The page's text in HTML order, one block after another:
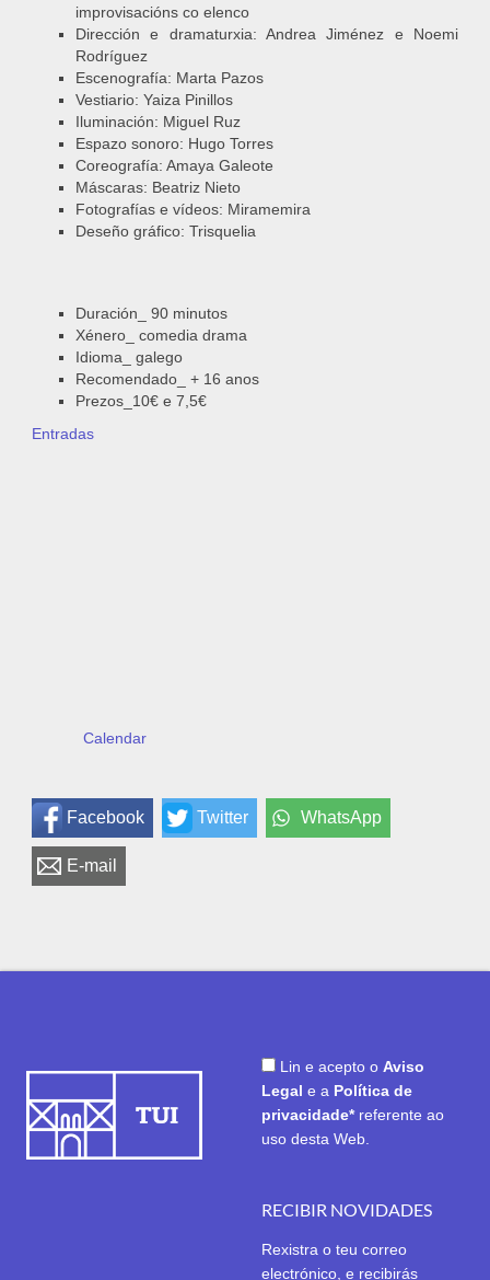
improvisacións co elenco
Dirección e dramaturxia: Andrea Jiménez e Noemi
Rodríguez
Escenografía: Marta Pazos
Vestiario: Yaiza Pinillos
Iluminación: Miguel Ruz
Espazo sonoro: Hugo Torres
Coreografía: Amaya Galeote
Máscaras: Beatriz Nieto
Fotografías e vídeos: Miramemira
Deseño gráfico: Trisquelia
Duración_ 90 minutos
Xénero_ comedia drama
Idioma_ galego
Recomendado_ + 16 anos
Prezos_10€ e 7,5€
Entradas
Calendar
Facebook Twitter WhatsApp
E-mail
Lin e acepto o Aviso
Legal e a Política de
privacidade* referente ao
uso desta Web.
RECIBIR NOVIDADES
Rexistra o teu correo
electrónico, e recibirás